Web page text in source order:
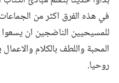
في هذه الفرق اكثر من الجماعات
للمسيحيين الناضجين ان
المحبة واللطف بالكلام
روحيا.‏